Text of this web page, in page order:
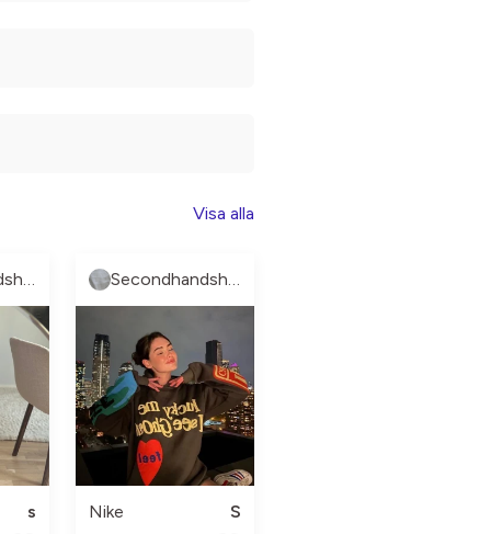
Visa alla
Secondhandshop3
s
Secondhandshop3
Nike
S